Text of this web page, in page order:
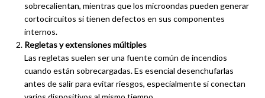
sobrecalientan, mientras que los microondas pueden generar
cortocircuitos si tienen defectos en sus componentes
internos.
Regletas y extensiones múltiples
Las regletas suelen ser una fuente común de incendios
cuando están sobrecargadas. Es esencial desenchufarlas
antes de salir para evitar riesgos, especialmente si conectan